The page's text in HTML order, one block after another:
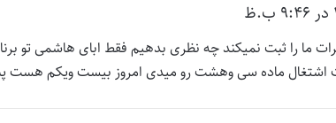
ت
:
ما را ثبت نمیکند چه نظری بدهیم فقط ابای هاشمی تو
اشتغال ماده سی وهشت رو میدی امروز بیست ویکم